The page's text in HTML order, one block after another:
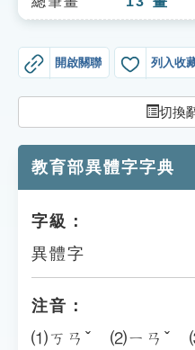
貓頭鷹博士
開啟關聯 列入收
切換
教育部異體字字典
字級：
異體字
注音：
⑴ㄎㄢˇ ⑵ㄧㄢˇ